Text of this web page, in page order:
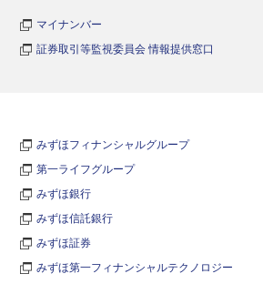
マイナンバー
証券取引等監視委員会 情報提供窓口
みずほフィナンシャルグループ
第一ライフグループ
みずほ銀行
みずほ信託銀行
みずほ証券
みずほ第一フィナンシャルテクノロジー